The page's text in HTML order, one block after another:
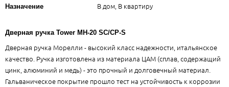
Назначение В дом, В квартиру
Дверная ручка Tower MH-20 SC/CP-S
Дверная ручка Морелли - высокий класс надежности, итальянское
качество. Ручка изготовлена из материала ЦАМ (сплав, содержащий
цинк, алюминий и медь) - это прочный и долговечный материал.
Гальваническое покрытие прошло тест на устойчивость к коррозии